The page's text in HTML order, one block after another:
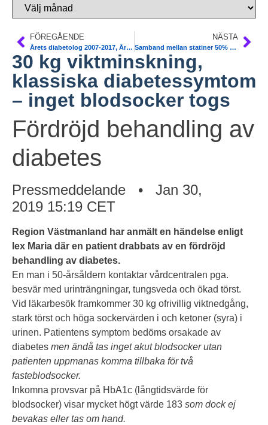
FÖREGÅENDE
Årets diabetolog 2007-2017, Årets hedersledamot 1997-2017, ordf SFD 1987-
NÄSTA
Samband mellan statiner 50% färre självskador vid psykiatrisk sjukdom. Svensk obs studie Christina Dalman, JAMA Psychology
30 kg viktminskning,
klassiska diabetessymtom
– inget blodsocker togs
Fördröjd behandling av
diabetes
Pressmeddelande • Jan 30,
2019 15:19 CET
Region Västmanland har anmält en händelse enligt
lex Maria där en patient drabbats av en fördröjd
behandling av diabetes.
En man i 50-årsåldern kontaktar vårdcentralen pga.
besvär med urinträngningar, tungsveda och ökad törst.
Vid läkarbesök framkommer 30 kg ofrivillig viktnedgång,
stark törst och höga sockervärden i och ketoner (syra) i
urinen. Patientens symptom bedöms orsakade av
diabetes men ändå tas inget akut blodsocker utan
patienten uppmanas komma tillbaka för två
fasteblodsocker.
Inkomna provsvar på HbA1c (långtidsvärde för
blodsocker) visar mycket högt värde 183 som dock ej
bevakas eller tas om hand.